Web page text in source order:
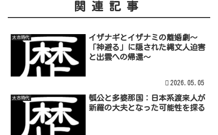
関連記事
太古時代
イザナギとイザナミの離婚劇～
「神避る」に隠された縄文人迫害
と出雲への帰還～
2026.05.05
太古時代
瓠公と多婆那国：日本系渡来人が
新羅の大夫となった可能性を探る